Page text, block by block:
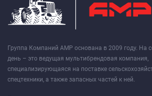
Группа Компаний АМР основана в 2009 году. На
день – это ведущая мультибрендовая компания,
специализирующаяся на поставке
спецтехники, а также запасных частей к ней.